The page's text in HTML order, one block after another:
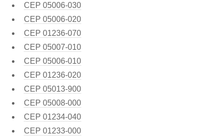
CEP 05006-030
CEP 05006-020
CEP 01236-070
CEP 05007-010
CEP 05006-010
CEP 01236-020
CEP 05013-900
CEP 05008-000
CEP 01234-040
CEP 01233-000